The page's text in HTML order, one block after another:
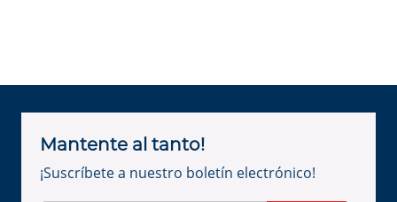
Mantente al tanto!
¡Suscríbete a nuestro boletín electrónico!